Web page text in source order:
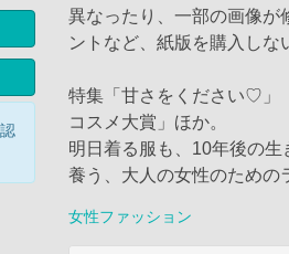
異なったり、一部の画像が
ントなど、紙版を購入しな
特集「甘さをください♡」
コスメ大賞」ほか。
明日着る服も、10年後の
養う、大人の女性のための
女性ファッション